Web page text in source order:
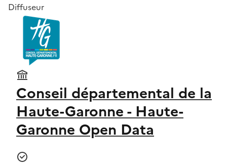
Diffuseur
Conseil départemental de la
Haute-Garonne - Haute-
Garonne Open Data